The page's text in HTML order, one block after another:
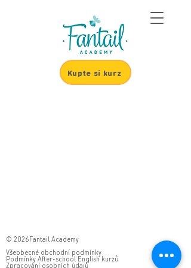
Kupte si kurz
© 2026Fantail Academy
Všeobecné obchodní podmínky
Podmínky After-school English kurzů
Zpracování osobních údajů